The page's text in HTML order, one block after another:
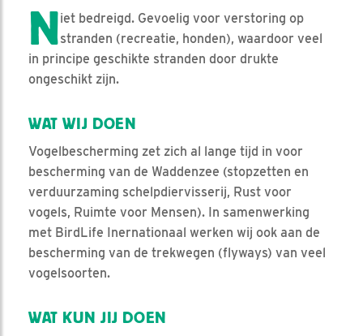
Niet bedreigd. Gevoelig voor verstoring op
stranden (recreatie, honden), waardoor veel
in principe geschikte stranden door drukte
ongeschikt zijn.
WAT WIJ DOEN
Vogelbescherming zet zich al lange tijd in voor
bescherming van de Waddenzee (stopzetten en
verduurzaming schelpdiervisserij, Rust voor
vogels, Ruimte voor Mensen). In samenwerking
met BirdLife Inernationaal werken wij ook aan de
bescherming van de trekwegen (flyways) van veel
vogelsoorten.
WAT KUN JIJ DOEN